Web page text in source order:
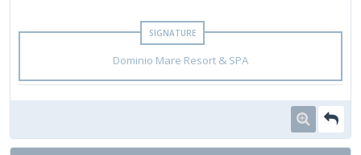
Dominio Mare Resort & SPA